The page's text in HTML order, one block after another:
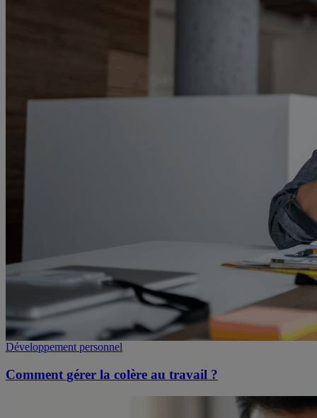
Développement personnel
Comment gérer la colère au travail ?